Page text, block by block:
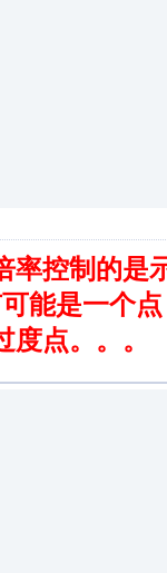
率控制的是
能是一个
点。。。